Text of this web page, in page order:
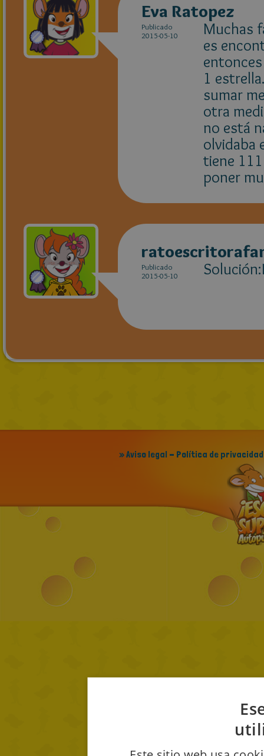
Eva Ratopez
Publicado
2015-05-10
Muchas
es
1
sumar
otra
no está
olvidaba
tiene
poner
Publicado
2015-05-10
» Aviso legal - Política de privacidad